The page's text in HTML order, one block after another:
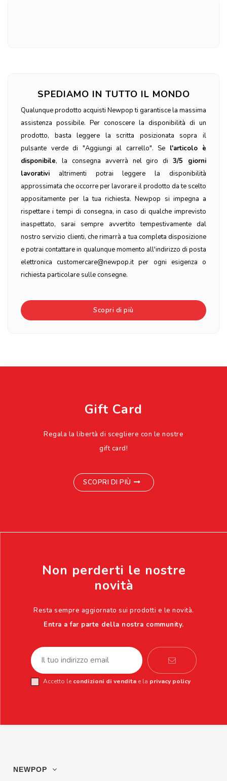
SPEDIAMO IN TUTTO IL MONDO
Qualunque prodotto acquisti Newpop ti garantisce la massima
assistenza possibile. Per conoscere la disponibilità di un
prodotto, basta leggere la scritta posizionata sopra il
pulsante verde di "Aggiungi al carrello". Se l'articolo è
disponibile, la consegna avverrà nel giro di3/5 giorni
lavorativi altrimenti potrai leggere la disponibilità
approssimata che occorre per lavorare il prodotto da te scelto
appositamente per la tua richiesta. Newpop si impegna a
rispettare i tempi di consegna, in caso di qualche imprevisto
inaspettato, sarai sempre avvertito tempestivamente dal
nostro servizio clienti, che rimarrà a tua completa disposizione
e potrai contattare in qualunque momento all'indirizzo di posta
elettronica customercare@newpop.it per ogni esigenza o
richiesta particolare sulle consegne.
Scopri di più
Gift Card
Regala la libertà di scegliere con le nostre
gift card!
SCOPRI DI PIÙ
Non perderti le nostre
novità
Resta sempre aggiornato sui prodotti e le novità.
Entra a far parte della nostra community.
Accetto le condizioni di venditae la privacy policy
NEWPOP